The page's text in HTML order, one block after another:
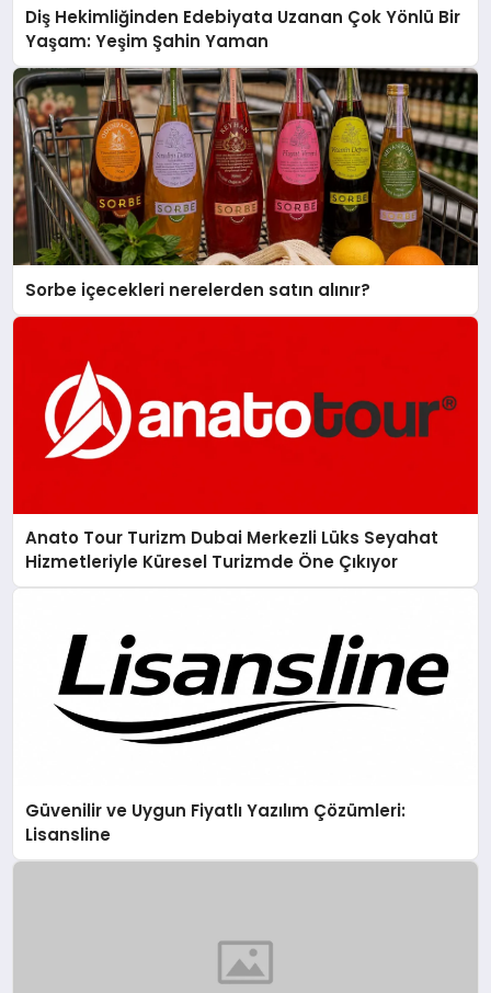
Diş Hekimliğinden Edebiyata Uzanan Çok Yönlü Bir
Yaşam: Yeşim Şahin Yaman
Sorbe içecekleri nerelerden satın alınır?
Anato Tour Turizm Dubai Merkezli Lüks Seyahat
Hizmetleriyle Küresel Turizmde Öne Çıkıyor
Güvenilir ve Uygun Fiyatlı Yazılım Çözümleri:
Lisansline